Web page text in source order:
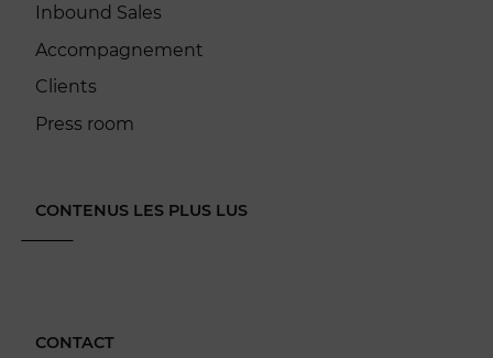
Inbound Sales
Accompagnement
Clients
Press room
CONTENUS LES PLUS LUS
CONTACT